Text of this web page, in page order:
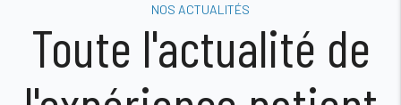
NOS ACTUALITÉS
Toute l'actualité de